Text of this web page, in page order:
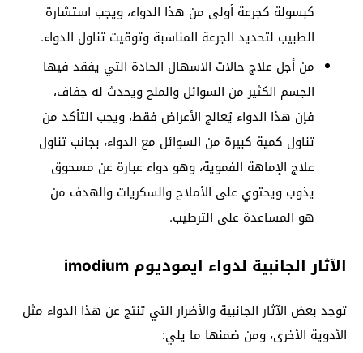
كبسولة كجرعة أولى من هذا الدواء، ويجب استشارة
الطبيب لتحديد الجرعة المناسبة وتوقيت تناول الدواء.
من أجل علاج حالات الاسهال الحادة التي يفقد فيها
الجسم الكثير من السوائل والملح ويحدث له جفاف،
فإن هذا الدواء يُعالج الأعراض فقط، ويجب التأكد من
تناول كمية كبيرة من السوائل مع الدواء، بجانب تناول
علاج الإماهة الفموية، وهو دواء عبارة عن مسحوق
يذوب ويحتوي على الأملاح والسكريات والهدف من
هو المساعدة على الترطيب.
الآثار الجانبية لدواء ايموديوم imodium
توجد بعض الآثار الجانبية والأضرار التي تنتج عن هذا الدواء مثل
الأدوية الأخرى، ومن ضمنها ما يلي: